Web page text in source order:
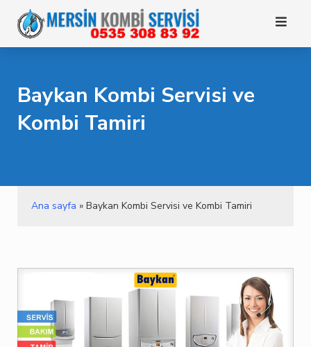
content
Baykan Kombi Servisi ve
Kombi Tamiri
Ana sayfa » Baykan Kombi Servisi ve Kombi Tamiri